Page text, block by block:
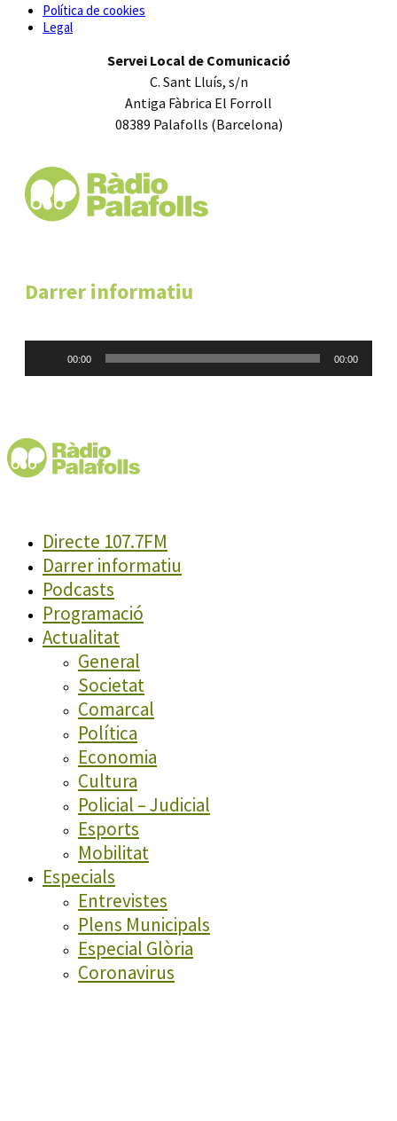
Política de cookies
Legal
Servei Local de Comunicació
C. Sant Lluís, s/n
Antiga Fàbrica El Forroll
08389 Palafolls (Barcelona)
Darrer informatiu
00:00 00:00
Directe 107.7FM
Darrer informatiu
Podcasts
Programació
Actualitat
General
Societat
Comarcal
Política
Economia
Cultura
Policial – Judicial
Esports
Mobilitat
Especials
Entrevistes
Plens Municipals
Especial Glòria
Coronavirus